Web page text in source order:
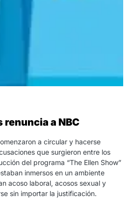
renuncia a NBC
a circular y hacerse
que surgieron entre los
del programa “The Ellen Show”
inmersos en un ambiente
acoso laboral, acosos sexual y
sin importar la justificación.